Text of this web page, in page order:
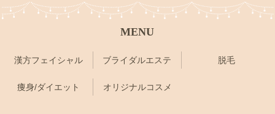
MENU
漢方フェイシャル ブライダルエステ 脱毛
痩身/ダイエット オリジナルコスメ